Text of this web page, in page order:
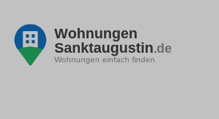
Wohnungen
Sanktaugustin.de
Wohnungen einfach finden